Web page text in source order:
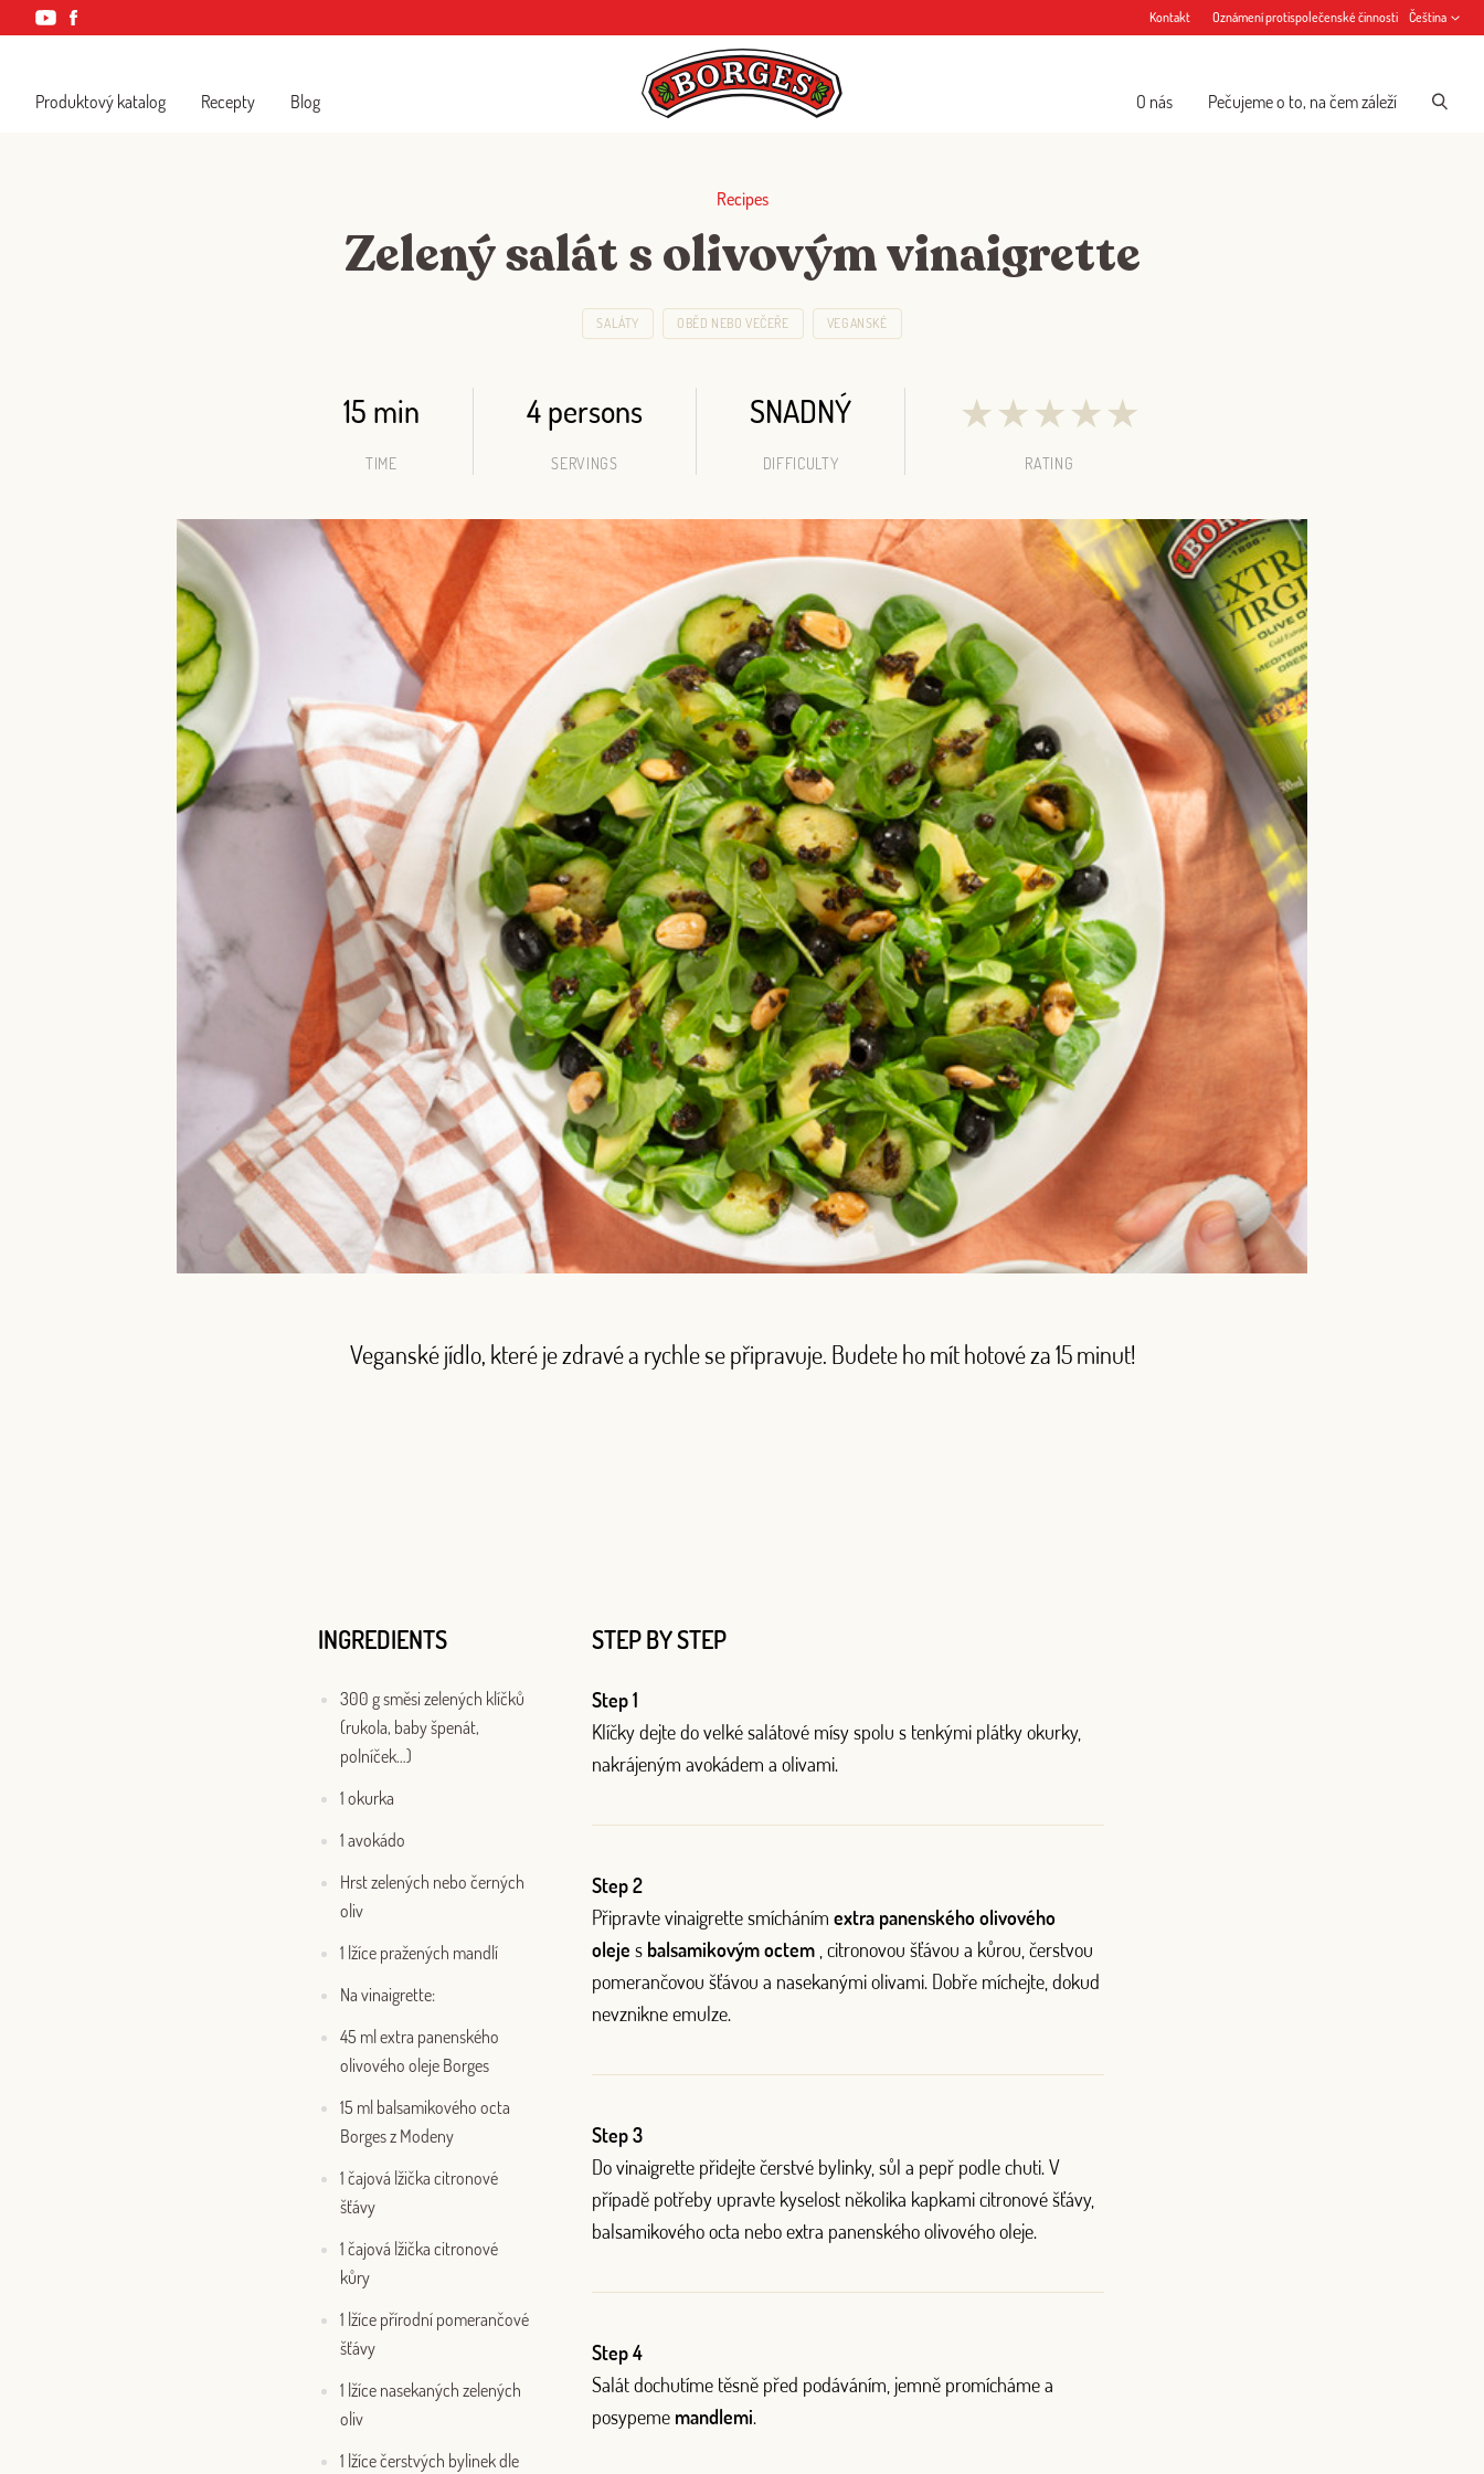
Kontakt Oznámení protispolečenské činnosti Čeština
Produktový katalog Recepty Blog O nás Pečujeme o to, na čem záleží
Recipes
Zelený salát s olivovým vinaigrette
SALÁTY OBĚD NEBO VEČEŘE VEGANSKÉ
15 min
TIME
4 persons
SERVINGS
SNADNÝ
DIFFICULTY
★★★★★
RATING
Veganské jídlo, které je zdravé a rychle se připravuje. Budete ho mít hotové za 15 minut!
INGREDIENTS
300 g směsi zelených klíčků
(rukola, baby špenát,
polníček…)
1 okurka
1 avokádo
Hrst zelených nebo černých
oliv
1 lžíce pražených mandlí
Na vinaigrette:
45 ml extra panenského
olivového oleje Borges
15 ml balsamikového octa
Borges z Modeny
1 čajová lžička citronové
šťávy
1 čajová lžička citronové
kůry
1 lžíce přírodní pomerančové
šťávy
1 lžíce nasekaných zelených
oliv
1 lžíce čerstvých bylinek dle
STEP BY STEP
Step 1
Klíčky dejte do velké salátové mísy spolu s tenkými plátky okurky,
nakrájeným avokádem a olivami.
Step 2
Připravte vinaigrette smícháním extra panenského olivového
oleje s balsamikovým octem , citronovou šťávou a kůrou, čerstvou
pomerančovou šťávou a nasekanými olivami. Dobře míchejte, dokud
nevznikne emulze.
Step 3
Do vinaigrette přidejte čerstvé bylinky, sůl a pepř podle chuti. V
případě potřeby upravte kyselost několika kapkami citronové šťávy,
balsamikového octa nebo extra panenského olivového oleje.
Step 4
Salát dochutíme těsně před podáváním, jemně promícháme a
posypeme mandlemi.
OR WITH YOUR EMAIL ADDRESS